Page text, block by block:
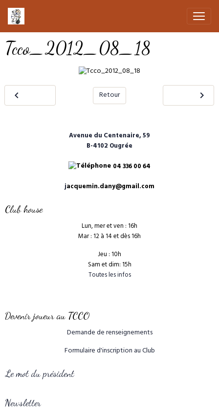
Tcco_2012_08_18
Retour
Avenue du Centenaire, 59
B-4102 Ougrée
04 336 00 64
jacquemin.dany@gmail.com
Club house
Lun, mer et ven : 16h
Mar : 12 à 14 et dès 16h
Jeu : 10h
Sam et dim: 15h
Toutes les infos
Devenir joueur au TCCO
Demande de renseignements
Formulaire d'inscription au Club
Le mot du président
Newsletter